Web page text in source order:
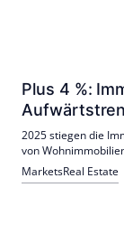
Plus 4 %:
2025 stiegen die
von
die
Marktes hervor.
MarketsReal Estate